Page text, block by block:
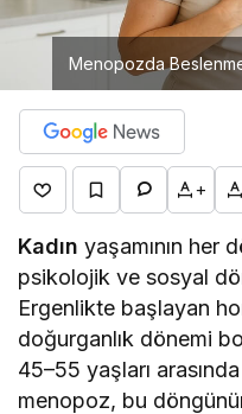
Menopozda
+
Kadın yaşamının her
psikolojik ve sosyal
Ergenlikte başlayan
doğurganlık dönemi
45–55 yaşları arasında
menopoz, bu